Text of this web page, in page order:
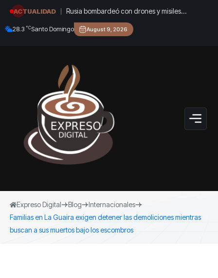
ACTUALIDAD
Rusia bombardeó con drones y misiles
balísticos infraestructura civil en Kiev: al menos
tres muertos y siete heridos
28.3 °CSanto Domingo August 9, 2026
Expreso Digital Blog
Internacionales
Familias en La Guaira exigen detener las demoliciones mientras
buscan a sus muertos bajo los escombros